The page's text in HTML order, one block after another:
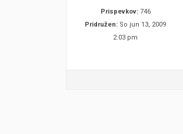
Prispevkov:746
Pridružen: So jun 13, 2009
2:03 pm